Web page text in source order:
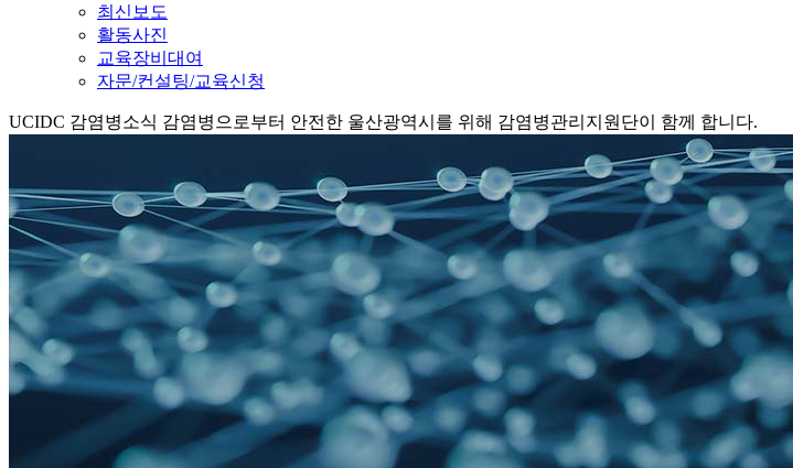
최신보도
활동사진
교육장비대여
자문/컨설팅/교육신청
UCIDC 감염병소식 감염병으로부터 안전한 울산광역시를 위해 감염병관리지원단이 함께 합니다.